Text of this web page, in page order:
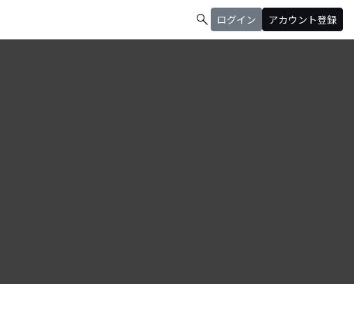
search ログイン アカウント登録